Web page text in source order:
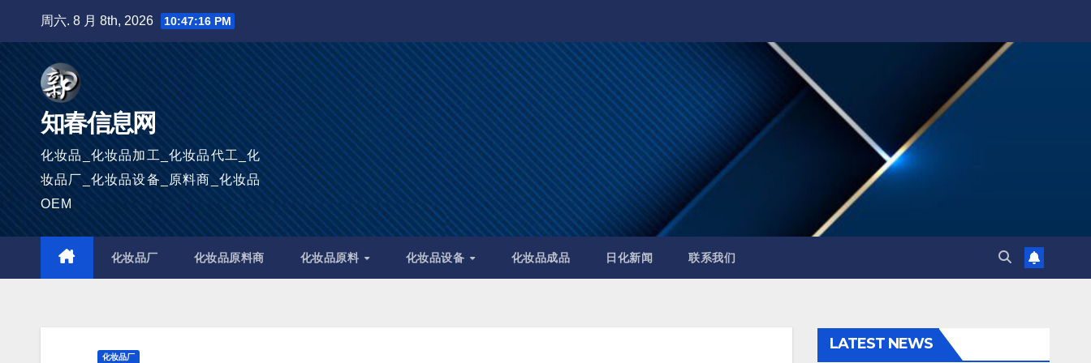
内
周六. 8 月 8th, 2026 10:47:17 PM
知春信息网
化妆品_化妆品加工_化妆品代工_化
妆品厂_化妆品设备_原料商_化妆品
OEM
化妆品厂 化妆品原料商 化妆品原料 化妆品设备 化妆品成品 日化新闻 联系我们
化妆品厂
LATEST NEWS